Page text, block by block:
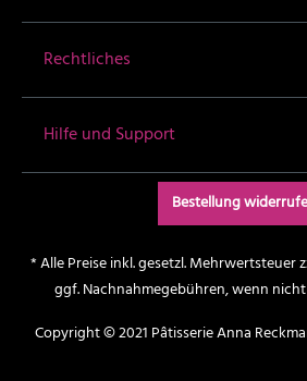
Rechtliches
Hilfe und Support
Bestellung
* Alle Preise inkl. gesetzl. Mehrwertsteuer
ggf. Nachnahmegebühren, wenn
Copyright © 2021 Pâtisserie Anna